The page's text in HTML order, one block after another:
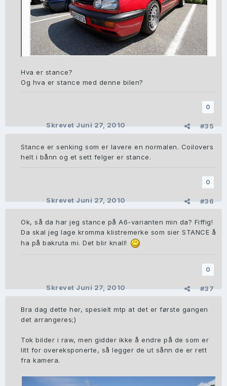
Hva er stance?
Og hva er stance med denne bilen?
0
#35
SkrevetJuni 27, 2010
Stance er senking som er lavere en normalen. Coilovers
helt i bånn og et sett felger er stance.
0
#36
SkrevetJuni 27, 2010
Ok, så da har jeg stance på A6-varianten min da? Fiffig!
Da skal jeg lage kromma klistremerke som sier STANCE å
ha på bakruta mi. Det blir knall!
0
#37
SkrevetJuni 27, 2010
Bra dag dette her, spesielt mtp at det er første gangen
det arrangeres;)
Tok bilder i raw, men gidder ikke å endre på de som er
litt for overeksponerte, så legger de ut sånn de er rett
fra kamera.